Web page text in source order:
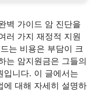
벽 가이드 암 진단을
러 가지 재정적 지원
는 비용은 부담이 크
는 암지원금은 그들의
입니다. 이 글에서는
에 대해 자세히 설명하